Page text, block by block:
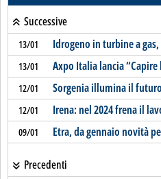
Successive
13/01 Idrogeno in turbine a
13/01 Axpo Italia lancia “Capire
12/01 Sorgenia illumina il futuro
12/01 Irena: nel 2024 frena il
09/01 Etra, da gennaio novità
Precedenti